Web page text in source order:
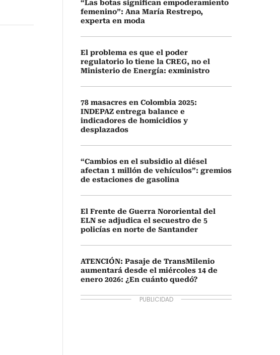
“Las botas significan empoderamiento
femenino”: Ana María Restrepo,
experta en moda
El problema es que el poder
regulatorio lo tiene la CREG, no el
Ministerio de Energía: exministro
78 masacres en Colombia 2025:
INDEPAZ entrega balance e
indicadores de homicidios y
desplazados
“Cambios en el subsidio al diésel
afectan 1 millón de vehículos”: gremios
de estaciones de gasolina
El Frente de Guerra Nororiental del
ELN se adjudica el secuestro de 5
policías en norte de Santander
ATENCIÓN: Pasaje de TransMilenio
aumentará desde el miércoles 14 de
enero 2026: ¿En cuánto quedó?